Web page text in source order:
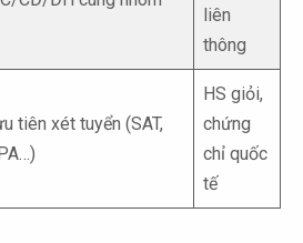
liên
thông
tiên xét tuyển (SAT,
HS giỏi,
chứng
chỉ quốc
tế